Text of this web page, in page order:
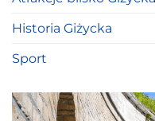
Historia Giżycka
Sport